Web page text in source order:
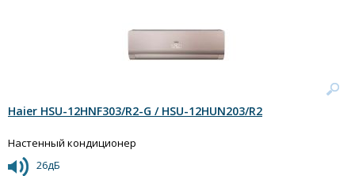
Haier HSU-12HNF303/R2-G / HSU-12HUN203/R2
Настенный кондиционер
26дБ